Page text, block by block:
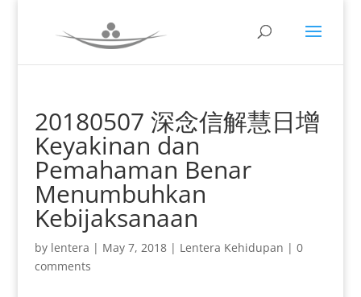
20180507 深念信解慧日增
Keyakinan dan
Pemahaman Benar
Menumbuhkan
Kebijaksanaan
by lentera | May 7, 2018| Lentera Kehidupan | 0
comments